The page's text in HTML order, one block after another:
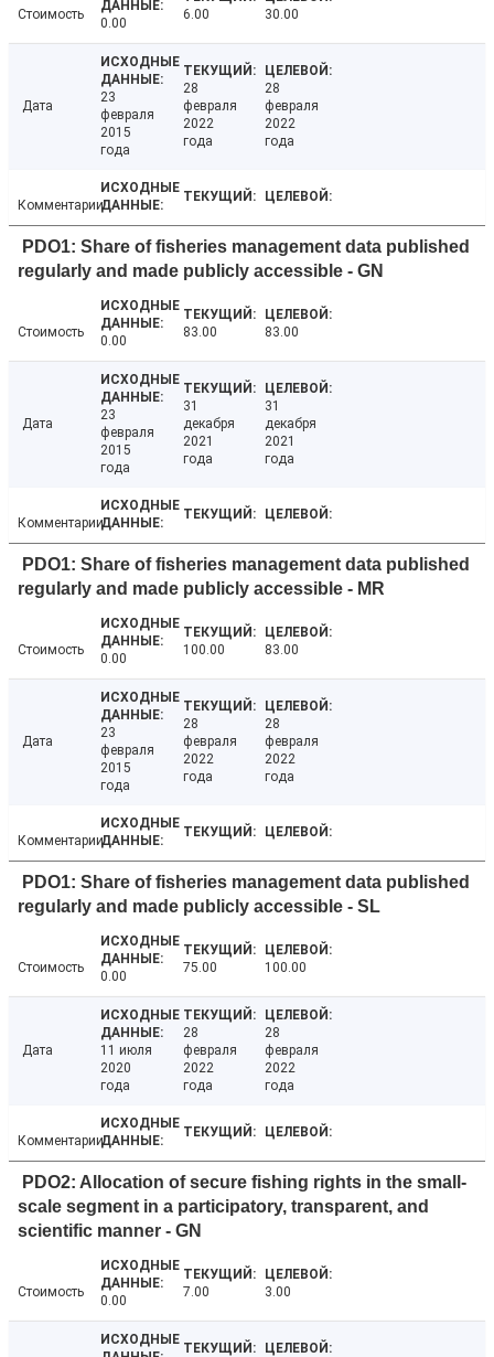
Стоимость
0.00
6.00 30.00
Дата
23
февраля
2015
года
28
февраля
2022
года
28
февраля
2022
года
Комментарии
PDO1: Share of fisheries management data published
regularly and made publicly accessible - GN
Стоимость
0.00
83.00 83.00
Дата
23
февраля
2015
года
31
декабря
2021
года
31
декабря
2021
года
Комментарии
PDO1: Share of fisheries management data published
regularly and made publicly accessible - MR
Стоимость
0.00
100.00 83.00
Дата
23
февраля
2015
года
28
февраля
2022
года
28
февраля
2022
года
Комментарии
PDO1: Share of fisheries management data published
regularly and made publicly accessible - SL
Стоимость
0.00
75.00 100.00
Дата
11 июля
2020
года
28
февраля
2022
года
28
февраля
2022
года
Комментарии
PDO2: Allocation of secure fishing rights in the small-
scale segment in a participatory, transparent, and
scientific manner - GN
Стоимость
0.00
7.00 3.00